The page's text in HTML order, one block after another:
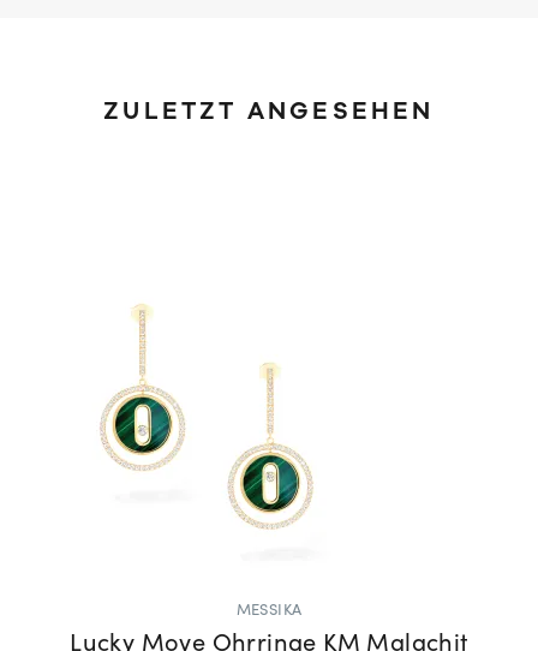
ZULETZT ANGESEHEN
MESSIKA
Lucky Move Ohrringe KM Malachit